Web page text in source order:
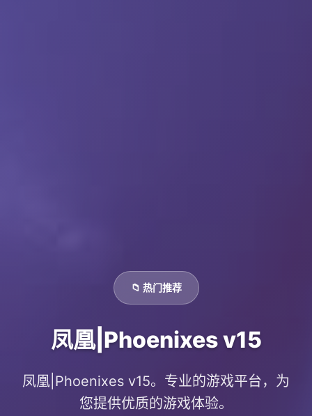
📁 热门推荐
凤凰|Phoenixes v15
凤凰|Phoenixes v15。专业的游戏平台，为
您提供优质的游戏体验。